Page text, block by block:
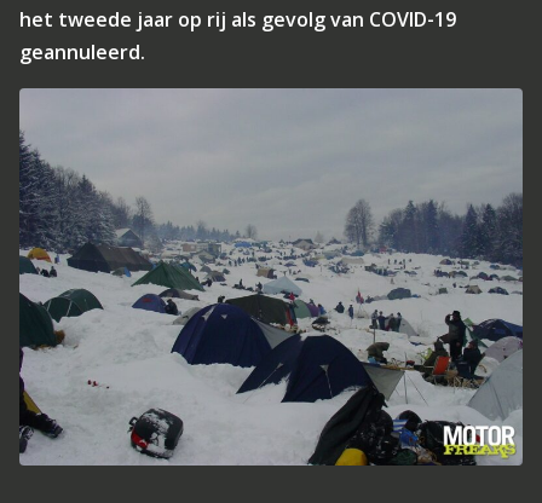
het tweede jaar op rij als gevolg van COVID-19
geannuleerd.